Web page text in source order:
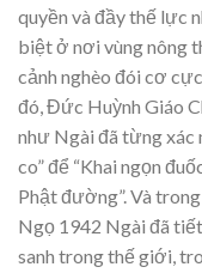
quyền và đầy thế lực
biệt ở nơi vùng nông
cảnh nghèo đói cơ
đó, Đức Huỳnh Giáo
như Ngài đã từng xác
co” để “Khai ngọn
Phật đường”. Và
Ngọ 1942 Ngài đã
sanh trong thế giới,